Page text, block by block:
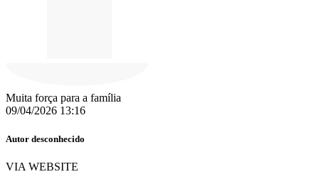
Muita força para a família
09/04/2026 13:16
Autor desconhecido
VIA WEBSITE